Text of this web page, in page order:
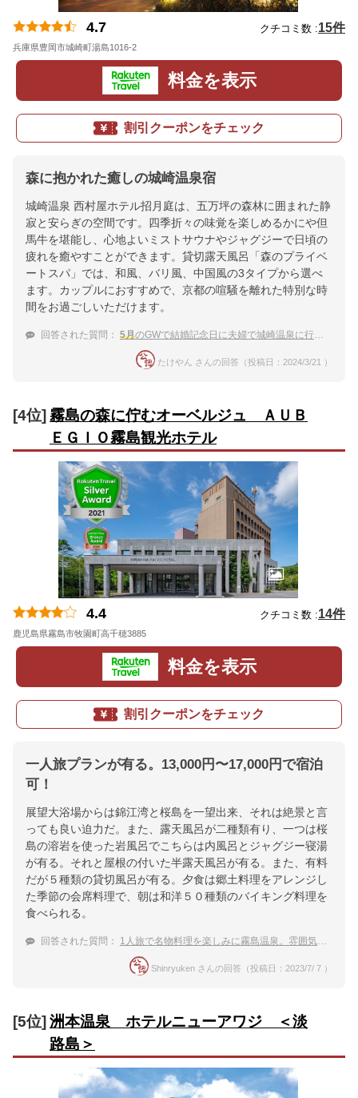
4.7 クチコミ数 :15件
兵庫県豊岡市城崎町湯島1016-2
料金を表示
割引クーポンをチェック
森に抱かれた癒しの城崎温泉宿
城崎温泉 西村屋ホテル招月庭は、五万坪の森林に囲まれた静
寂と安らぎの空間です。四季折々の味覚を楽しめるかにや但
馬牛を堪能し、心地よいミストサウナやジャグジーで日頃の
疲れを癒やすことができます。貸切露天風呂「森のプライベ
ートスパ」では、和風、バリ風、中国風の3タイプから選べ
ます。カップルにおすすめで、京都の喧騒を離れた特別な時
間をお過ごしいただけます。
回答された質問： 5月のGWで結婚記念日に夫婦で城崎温泉に行きます。記念日プランのある温泉宿はありますか？
たけやん さんの回答（投稿日：2024/3/21 ）
[4位] 霧島の森に佇むオーベルジュ ＡＵＢ
ＥＧＩＯ霧島観光ホテル
4.4 クチコミ数 :14件
鹿児島県霧島市牧園町高千穂3885
料金を表示
割引クーポンをチェック
一人旅プランが有る。13,000円〜17,000円で宿泊
可！
展望大浴場からは錦江湾と桜島を一望出来、それは絶景と言
っても良い迫力だ。また、露天風呂が二種類有り、一つは桜
島の溶岩を使った岩風呂でこちらは内風呂とジャグジー寝湯
が有る。それと屋根の付いた半露天風呂が有る。また、有料
だが５種類の貸切風呂が有る。夕食は郷土料理をアレンジし
た季節の会席料理で、朝は和洋５０種類のバイキング料理を
食べられる。
回答された質問： 1人旅で名物料理を楽しみに霧島温泉。雰囲気良しな露天風呂がある宿は？
Shinryuken さんの回答（投稿日：2023/7/ 7 ）
[5位]洲本温泉 ホテルニューアワジ ＜淡
路島＞